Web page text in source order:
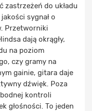
zastrzeżeń do układu
sygnał o
Przetworniki
dają okrągły,
na poziom
czy gramy na
gainie, gitara daje
dźwięk. Poza
kontroli
głośności. To jeden